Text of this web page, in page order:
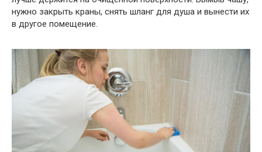
нужно закрыть краны, снять шланг для душа и вынести их
в другое помещение.